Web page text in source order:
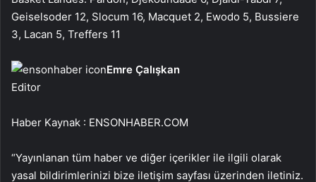
Geiselsoder 12, Slocum 16, Macquet 2, Ewodo 5, Bussiere
3, Lacan 5, Treffers 11
Emre Çalışkan
Editor
Haber Kaynak : ENSONHABER.COM
“Yayınlanan tüm haber ve diğer içerikler ile ilgili olarak
yasal bildirimlerinizi bize iletişim sayfası üzerinden iletiniz.